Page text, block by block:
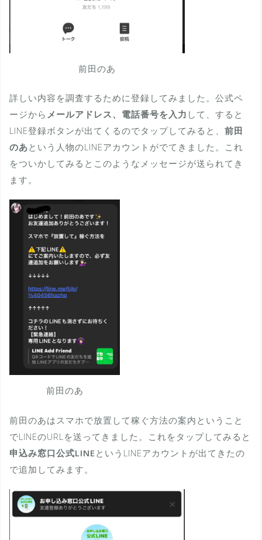
前田のあ
詳しい内容を調査するために登録してみました。公式ペ
ージから メールアドレス、電話番号を入力 して、すると
LINE登録ボタンが出てくるのでタップしてみると、 前田
のあという人物のLINEアカウントがでてきました。これ
をついかしてみるとこのようなメッセージが送られてき
ます。
前田のあ
前田のあはスマホで放置して稼ぐ方法の案内ということ
でLINEのURLを送ってきました。これをタップしてみると
申込み窓口公式LINE というLINEアカウントが出てきたの
で追加してみます。